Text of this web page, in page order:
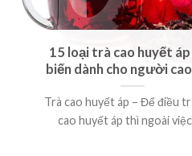
15 loại trà cao huyết
biến dành cho người
Trà cao huyết áp – Để điều
cao huyết áp thì ngoài việc